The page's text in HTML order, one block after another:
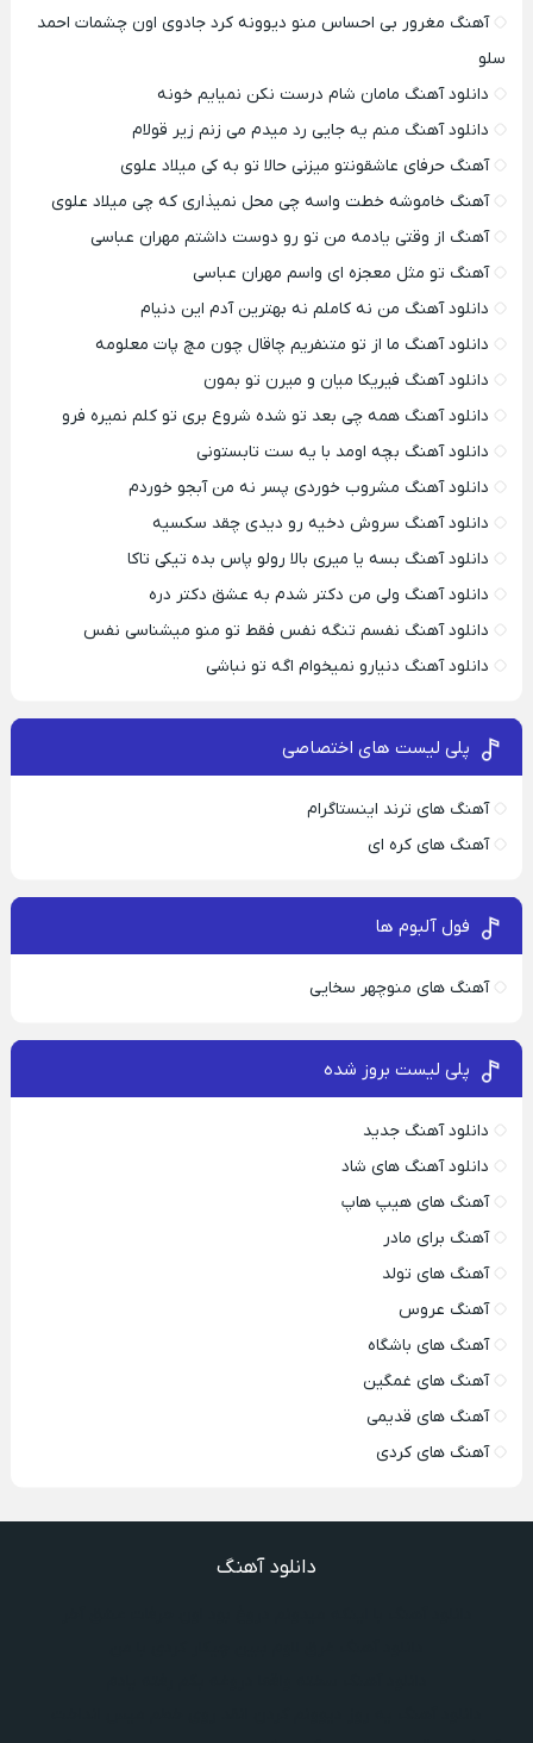
آهنگ مغرور بی احساس منو دیوونه کرد جادوی اون چشمات احمد
سلو
دانلود آهنگ مامان شام درست نکن نمیایم خونه
دانلود آهنگ منم یه جایی رد میدم می زنم زیر قولام
آهنگ حرفای عاشقونتو میزنی حالا تو به کی میلاد علوی
آهنگ خاموشه خطت واسه چی محل نمیذاری که چی میلاد علوی
آهنگ از وقتی یادمه من تو رو دوست داشتم مهران عباسی
آهنگ تو مثل معجزه ای واسم مهران عباسی
دانلود آهنگ من نه کاملم نه بهترین آدم این دنیام
دانلود آهنگ ما از تو متنفریم چاقال چون مچ پات معلومه
دانلود آهنگ فیریکا میان و میرن تو بمون
دانلود آهنگ همه چی بعد تو شده شروع بری تو کلم نمیره فرو
دانلود آهنگ بچه اومد با یه ست تابستونی
دانلود آهنگ مشروب خوردی پسر نه من آبجو خوردم
دانلود آهنگ سروش دخیه رو دیدی چقد سکسیه
دانلود آهنگ بسه یا میری بالا رولو پاس بده تیکی تاکا
دانلود آهنگ ولی من دکتر شدم به عشق دکتر دره
دانلود آهنگ نفسم تنگه نفس فقط تو منو میشناسی نفس
دانلود آهنگ دنیارو نمیخوام اگه تو نباشی
پلی لیست های اختصاصی
آهنگ های ترند اینستاگرام
آهنگ های کره ای
فول آلبوم ها
آهنگ های منوچهر سخایی
پلی لیست بروز شده
دانلود آهنگ جدید
دانلود آهنگ های شاد
آهنگ های هیپ هاپ
آهنگ برای مادر
آهنگ های تولد
آهنگ عروس
آهنگ های باشگاه
آهنگ های غمگین
آهنگ های قدیمی
آهنگ های کردی
دانلود آهنگ